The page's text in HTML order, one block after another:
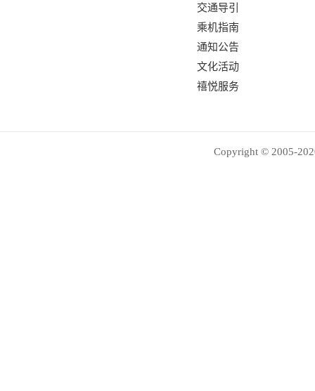
交通导引
乘机指南
通知公告
文化活动
禧悦服务
Copyright © 2005-